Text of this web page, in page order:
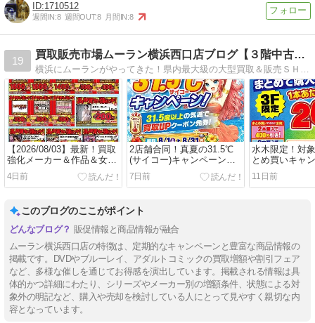
1710512
週間IN:8 週間OUT:8 月間IN:8
19
買取販売市場ムーラン横浜西口店ブログ【３階中古フロア】
横浜にムーランがやってきた！県内最大級の大型買取＆販売ＳＨＯＰです！ 研磨サービスも開始！買取時は傷減額無し！最強のメディアショップ横浜に有り！
【2026/08/03】最新！買取
強化メーカー＆作品＆女優
一覧♪
4日前
2店舗合同！真夏の31.5℃
(サイコー)キャンペーン開
催！
7日前
水木限定！対
とめ買いキャ
催！
11日前
このブログのここがポイント
販促情報と商品情報が融合
ムーラン横浜西口店の特徴は、定期的なキャンペーンと豊富な商品情報の
掲載です。DVDやブルーレイ、アダルトコミックの買取増額や割引フェア
など、多様な催しを通じてお得感を演出しています。掲載される情報は具
体的かつ詳細にわたり、シリーズやメーカー別の増額条件、状態による対
象外の明記など、購入や売却を検討している人にとって見やすく親切な内
容となっています。